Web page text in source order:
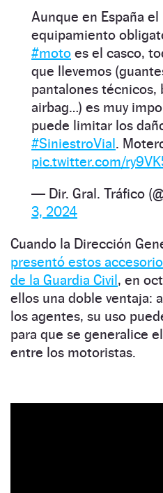
Aunque en España
equipamiento
#moto es el casco,
que llevemos
pantalones técnicos,
airbag…) es muy
puede limitar los
#SiniestroVial.
pic.twitter.com/
— Dir. Gral. Tráfico
3, 2024
Cuando la Dirección
presentó estos
de la Guardia Civil, en
ellos una doble ventaja:
los agentes, su uso
para que se generalice
entre los motoristas.